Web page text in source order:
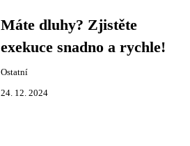
Máte dluhy? Zjistěte
exekuce snadno a rychle!
Ostatní
24. 12. 2024